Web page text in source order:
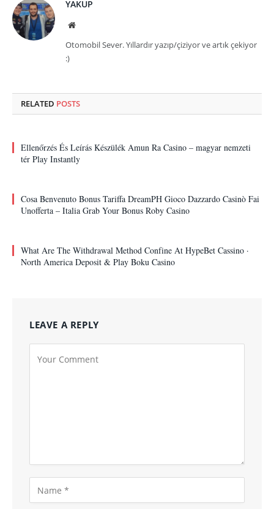
YAKUP
Website
Otomobil Sever. Yıllardır yazıp/çiziyor ve artık çekiyor
:)
RELATED POSTS
Ellenőrzés És Leírás Készülék Amun Ra Casino – magyar nemzeti
tér Play Instantly
Cosa Benvenuto Bonus Tariffa DreamPH Gioco Dazzardo Casinò Fai
Unofferta – Italia Grab Your Bonus Roby Casino
What Are The Withdrawal Method Confine At HypeBet Cassino ·
North America Deposit & Play Boku Casino
LEAVE A REPLY